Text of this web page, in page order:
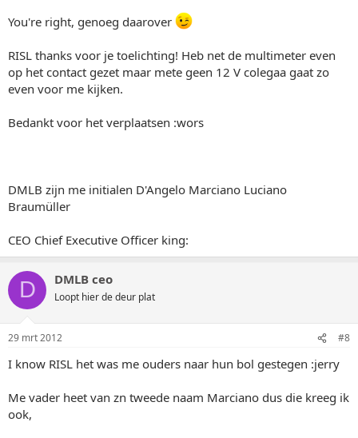
You're right, genoeg daarover
RISL thanks voor je toelichting! Heb net de multimeter even
op het contact gezet maar mete geen 12 V colegaa gaat zo
even voor me kijken.
Bedankt voor het verplaatsen :wors
DMLB zijn me initialen D'Angelo Marciano Luciano
Braumüller
CEO Chief Executive Officer king:
D DMLB ceo
Loopt hier de deur plat
29 mrt 2012 #8
I know RISL het was me ouders naar hun bol gestegen :jerry
Me vader heet van zn tweede naam Marciano dus die kreeg ik
ook,